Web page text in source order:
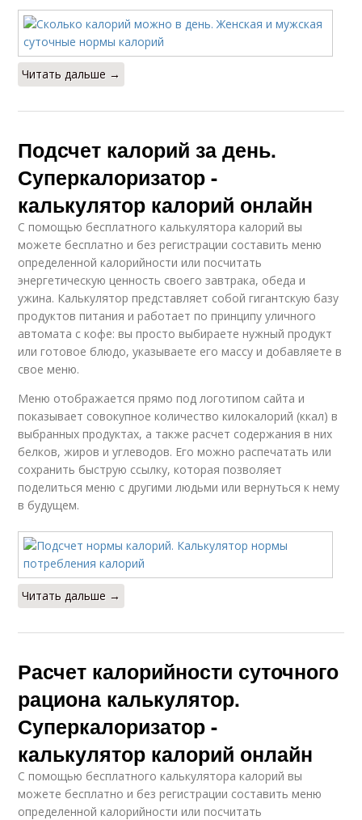
Читать дальше →
Подсчет калорий за день.
Суперкалоризатор -
калькулятор калорий онлайн
С помощью бесплатного калькулятора калорий вы
можете бесплатно и без регистрации составить меню
определенной калорийности или посчитать
энергетическую ценность своего завтрака, обеда и
ужина. Калькулятор представляет собой гигантскую базу
продуктов питания и работает по принципу уличного
автомата с кофе: вы просто выбираете нужный продукт
или готовое блюдо, указываете его массу и добавляете в
свое меню.
Меню отображается прямо под логотипом сайта и
показывает совокупное количество килокалорий (ккал) в
выбранных продуктах, а также расчет содержания в них
белков, жиров и углеводов. Его можно распечатать или
сохранить быструю ссылку, которая позволяет
поделиться меню с другими людьми или вернуться к нему
в будущем.
Читать дальше →
Расчет калорийности суточного
рациона калькулятор.
Суперкалоризатор -
калькулятор калорий онлайн
С помощью бесплатного калькулятора калорий вы
можете бесплатно и без регистрации составить меню
определенной калорийности или посчитать